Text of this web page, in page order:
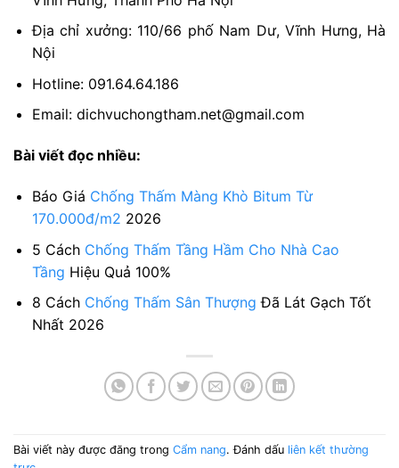
Địa chỉ xưởng: 110/66 phố Nam Dư, Vĩnh Hưng, Hà
Nội
Hotline: 091.64.64.186
Email: dichvuchongtham.net@gmail.com
Bài viết đọc nhiều:
Báo Giá Chống Thấm Màng Khò Bitum Từ
170.000đ/m2 2026
5 Cách Chống Thấm Tầng Hầm Cho Nhà Cao
Tầng Hiệu Quả 100%
8 Cách Chống Thấm Sân Thượng Đã Lát Gạch Tốt
Nhất 2026
Bài viết này được đăng trong Cẩm nang. Đánh dấu liên kết thường